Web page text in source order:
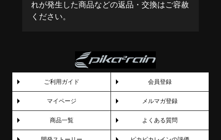
れが発生した商品などの返品・交換はご容赦
ください。
ご利用ガイド 会員登録
マイページ メルマガ登録
商品一覧 よくある質問